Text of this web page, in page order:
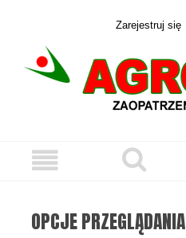
Zarejestruj się
OPCJE PRZEGLĄDANIA